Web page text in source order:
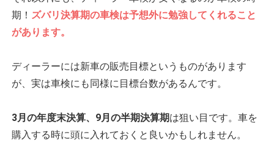
期！ ズバリ決算期の車検は予想外に勉強してくれること
があります。
ディーラーには新車の販売目標というものがあります
が、実は車検にも同様に目標台数があるんです。
3月の年度末決算、9月の半期決算期は狙い目です。車を
購入する時に頭に入れておくと良いかもしれません。